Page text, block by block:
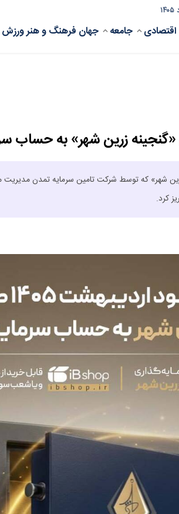
اقتصادی جامعه جهان فرهنگ و هنرورزش